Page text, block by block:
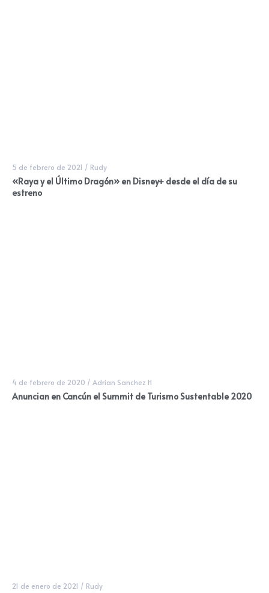
5 de febrero de 2021 / Rudy
«Raya y el Último Dragón» en Disney+ desde el día de su
estreno
4 de febrero de 2020 / Adrian Sanchez H
Anuncian en Cancún el Summit de Turismo Sustentable 2020
21 de enero de 2021 / Rudy